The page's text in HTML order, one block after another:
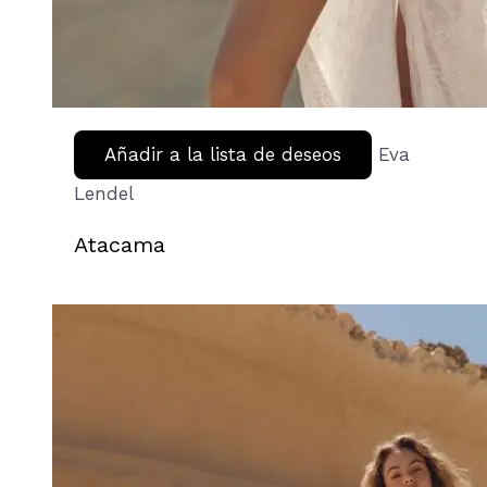
Añadir a la lista de deseos
Eva
Lendel
Atacama